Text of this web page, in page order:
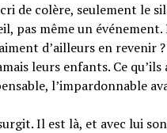
de colère, seulement le
pas même un
d’ailleurs en revenir
leurs enfants. Ce
l’impardonnable
Il est là, et avec lui